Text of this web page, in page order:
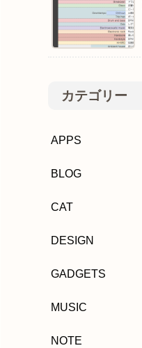
カテゴリー
APPS
BLOG
CAT
DESIGN
GADGETS
MUSIC
NOTE